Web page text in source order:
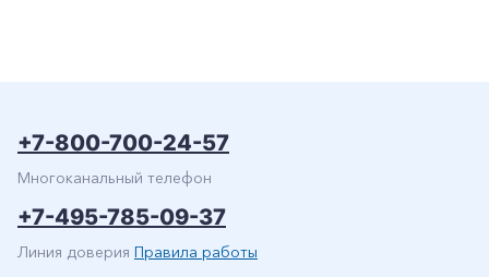
+7-800-700-24-57
Многоканальный телефон
+7-495-785-09-37
Линия доверия Правила работы